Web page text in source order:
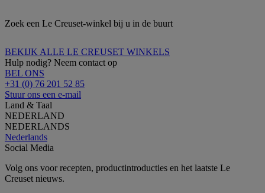
Zoek een Le Creuset-winkel bij u in de buurt
BEKIJK ALLE LE CREUSET WINKELS
Hulp nodig? Neem contact op
BEL ONS
+31 (0) 76 201 52 85
Stuur ons een e-mail
Land & Taal
NEDERLAND
NEDERLANDS
Nederlands
Social Media
Volg ons voor recepten, productintroducties en het laatste Le
Creuset nieuws.